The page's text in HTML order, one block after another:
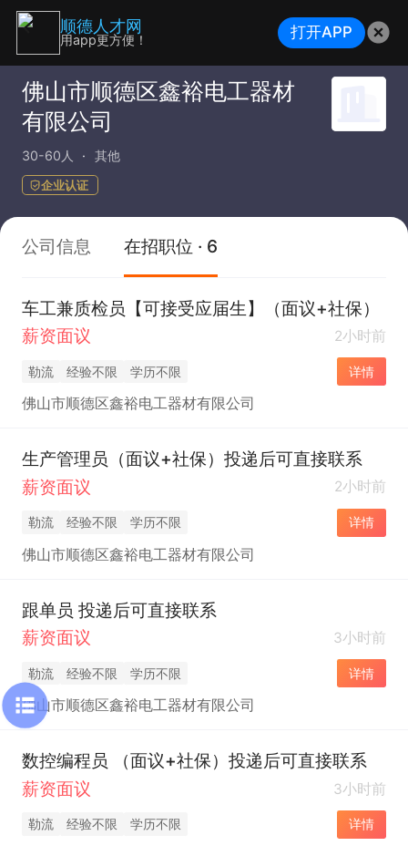
佛山市顺德区鑫裕电工器材
有限公司
30-60人 其他
企业认证
公司信息 在招职位 · 6
车工兼质检员【可接受应届生】（面议+社保）
薪资面议
2小时前
勒流 经验不限 学历不限 详情
佛山市顺德区鑫裕电工器材有限公司
生产管理员（面议+社保）投递后可直接联系
薪资面议
2小时前
勒流 经验不限 学历不限 详情
佛山市顺德区鑫裕电工器材有限公司
跟单员 投递后可直接联系
薪资面议
3小时前
勒流 经验不限 学历不限 详情
佛山市顺德区鑫裕电工器材有限公司
数控编程员 （面议+社保）投递后可直接联系
薪资面议
3小时前
勒流 经验不限 学历不限 详情
顺德人才网
用app更方便！ 打开APP